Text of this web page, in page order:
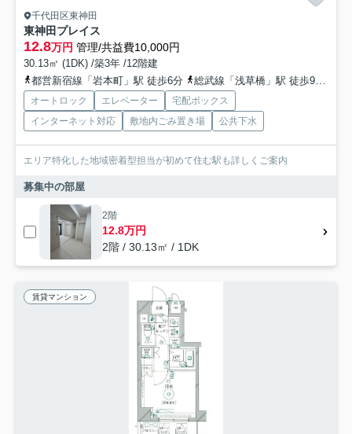
千代田区東神田
東神田プレイス
12.8万円 管理/共益費10,000円
30.13㎡ (1DK) /築3年 /12階建
都営新宿線「岩本町」駅 徒歩6分
総武線「浅草橋」駅 徒歩9分
オートロック エレベーター
宅配ボックス
インターネット対応
敷地内ごみ置き場 公共下水
エリア特化した地域密着型担当が初めて住む駅も詳しくご案内
募集中の部屋
2階
12.8万円
2階 / 30.13㎡ / 1DK
賃貸マンション